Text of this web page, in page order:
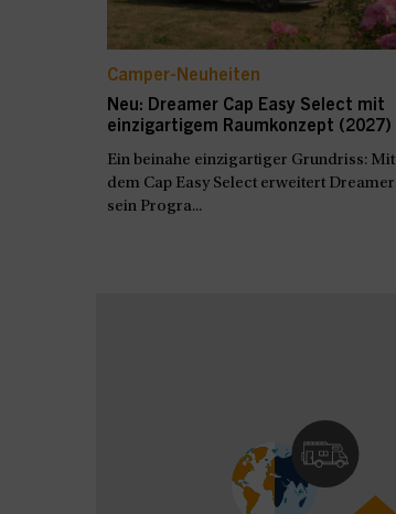
Camper-Neuheiten
Neu: Dreamer Cap Easy Select mit
einzigartigem Raumkonzept (2027)
Ein beinahe einzigartiger Grundriss: Mit
dem Cap Easy Select erweitert Dreamer
sein Progra...